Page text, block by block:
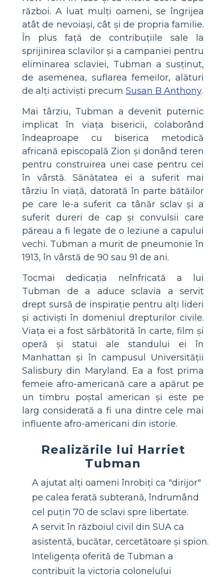
război. A luat mulți oameni, se îngrijea
atât de nevoiași, cât și de propria familie.
În plus față de contribuțiile sale la
sprijinirea sclavilor și a campaniei pentru
eliminarea sclaviei, Tubman a susținut,
de asemenea, suflarea femeilor, alături
de alți activiști precum Susan B Anthony.
Mai târziu, Tubman a devenit puternic
implicat în viața bisericii, colaborând
îndeaproape cu biserica metodică
africană episcopală Zion și donând teren
pentru construirea unei case pentru cei
în vârstă. Sănătatea ei a suferit mai
târziu în viață, datorată în parte bătăilor
pe care le-a suferit ca tânăr sclav și a
suferit dureri de cap și convulsii care
păreau a fi legate de o leziune a capului
vechi. Tubman a murit de pneumonie în
1913, în vârstă de 90 sau 91 de ani.
Tocmai dedicația neînfricată a lui
Tubman de a aduce sclavia a servit
drept sursă de inspirație pentru alți lideri
și activiști în domeniul drepturilor civile.
Viața ei a fost sărbătorită în carte, film și
operă și statui ale standului ei în
Manhattan și în campusul Universității
Salisbury din Maryland. Ea a fost prima
femeie afro-americană care a apărut pe
un timbru poștal american și este pe
larg considerată a fi una dintre cele mai
influente afro-americani din istorie.
Realizările lui Harriet
Tubman
A ajutat alți oameni înrobiți ca "dirijor"
pe calea ferată subterană, îndrumând
cel puțin 70 de sclavi spre libertate.
A servit în războiul civil din SUA ca
asistentă, bucătar, cercetătoare și spion.
Inteligența oferită de Tubman a
contribuit la victoria colonelului